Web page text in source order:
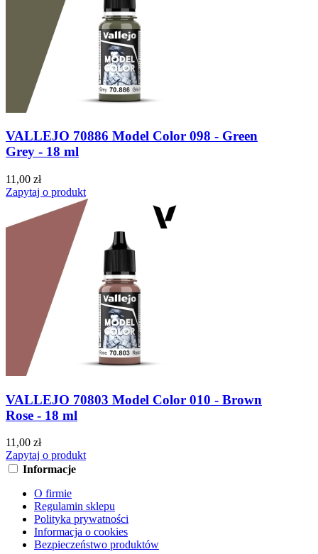
VALLEJO 70886 Model Color 098 - Green
Grey - 18 ml
11,00 zł
Zapytaj o produkt
VALLEJO 70803 Model Color 010 - Brown
Rose - 18 ml
11,00 zł
Zapytaj o produkt
Informacje
O firmie
Regulamin sklepu
Polityka prywatności
Informacja o cookies
Bezpieczeństwo produktów